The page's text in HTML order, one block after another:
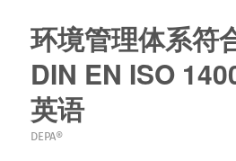
环境管理体系符
DIN EN ISO
英语
DEPA®